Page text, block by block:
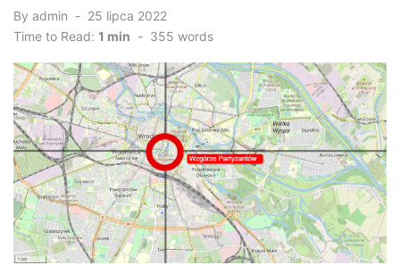
By admin
Posted
on
25 lipca 2022
Time to Read: 1 min - 355 words